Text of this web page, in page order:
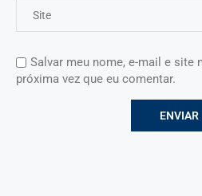
Salvar meu nome, e-mail e site
próxima vez que eu comentar.